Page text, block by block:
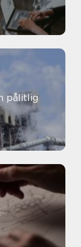
pålitlig